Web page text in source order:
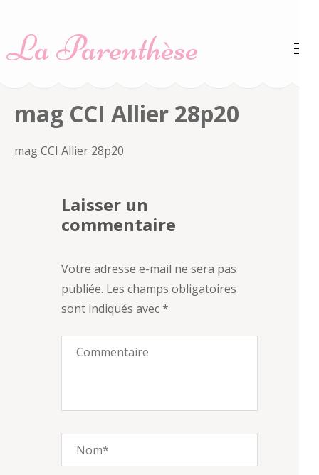
contenu
La Parenthèse
mag CCI Allier 28p20
mag CCI Allier 28p20
Laisser un
commentaire
Votre adresse e-mail ne sera pas
publiée. Les champs obligatoires
sont indiqués avec*